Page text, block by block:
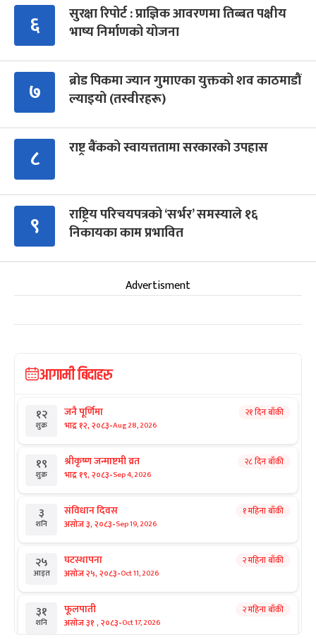
६
सुरक्षा रिपोर्ट : प्राज्ञिक आवरणमा तिब्बत पक्षीय
भाष्य निर्माणको योजना
७
ब्रोड पिकमा ज्यान गुमाएका युक्तको शव काठमाडौं
ल्याइयो (तस्वीरहरू)
८ राष्ट्र बैंकको स्वायत्ततामा सरकारको उपहास
९
राष्ट्रिय परिचयपत्रको ‘सर्भर’ समस्याले १६
निकायका काम प्रभावित
Advertisment
आगामी बिदाहरु
१२
शुक्र
जनै पूर्णिमा
भाद्र १२, २०८३-Aug 28, 2026
२१ दिन बाँकी
१९
शुक्र
श्रीकृष्ण जन्माष्टमी व्रत
भाद्र १९, २०८३-Sep 4, 2026
२८ दिन बाँकी
३
शनि
संविधान दिवस
असोज ३, २०८३-Sep 19, 2026
१ महिना बाँकी
२५
आइत
घटस्थापना
असोज २५, २०८३-Oct 11, 2026
२ महिना बाँकी
३१
शनि
फूलपाती
असोज ३१ , २०८३-Oct 17, 2026
२ महिना बाँकी